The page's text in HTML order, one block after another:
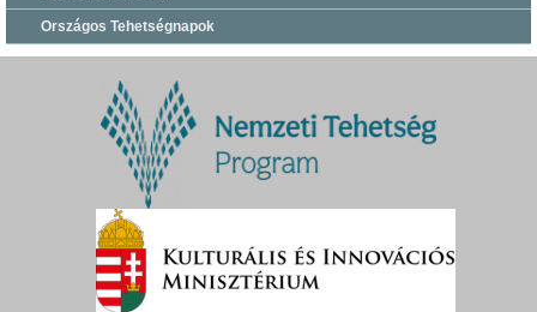
Országos Tehetségnapok